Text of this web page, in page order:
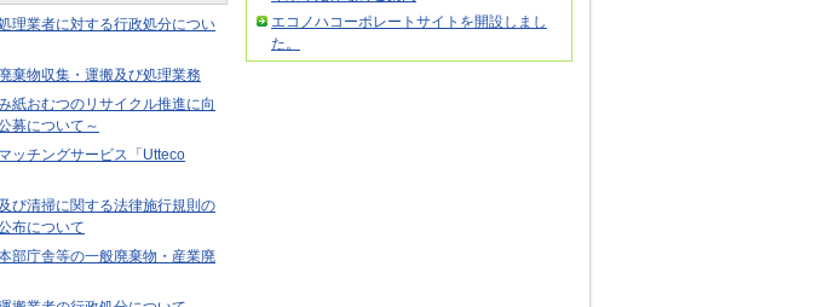
理業者に対する行政処分につい
棄物収集・運搬及び処理業務
紙おむつのリサイクル推進に向
募について～
ッチングサービス「Utteco
び清掃に関する法律施行規則の
布について
部庁舎等の一般廃棄物・産業廃
エコノハコーポレートサイトを開設しまし
た。